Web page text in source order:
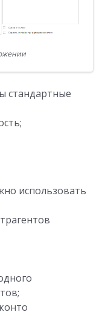
стандартные
использовать